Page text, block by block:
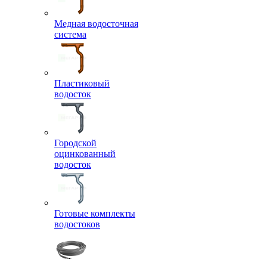
Медная водосточная
система
Пластиковый
водосток
Городской
оцинкованный
водосток
Готовые комплекты
водостоков